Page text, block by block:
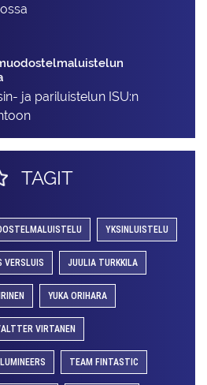
ja pariluistelun ISU:n
TAGIT
YKSINLUISTELU
VERSLUIS JUULIA TURKKILA
YUKA ORIHARA
VIRTANEN
LUMINEERS TEAM FINTASTIC